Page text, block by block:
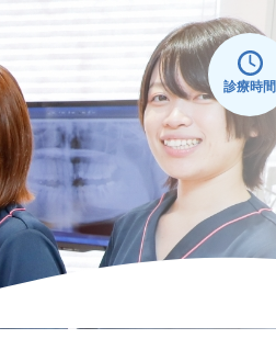
診療時間